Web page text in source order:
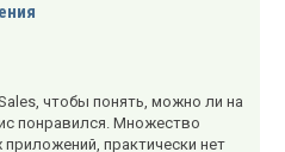
чтобы понять, можно ли на
понравился. Множество
практически нет